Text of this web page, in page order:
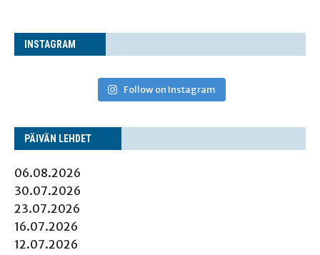
INS­TA­GRAM
Follow on Instagram
PÄI­VÄN LEHDET
06.08.2026
30.07.2026
23.07.2026
16.07.2026
12.07.2026